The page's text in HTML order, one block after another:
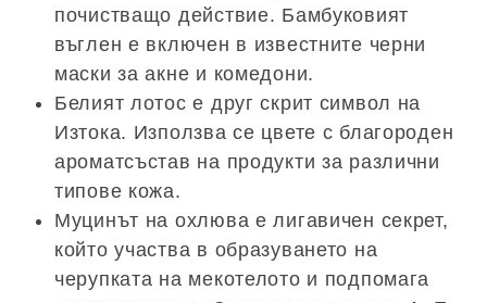
почистващо действие. Бамбуковият
въглен е включен в известните черни
маски за акне и комедони.
Белият лотос е друг скрит символ на
Изтока. Използва се цвете с благороден
ароматсъстав на продукти за различни
типове кожа.
Муцинът на охлюва е лигавичен секрет,
който участва в образуването на
черупката на мекотелото и подпомага